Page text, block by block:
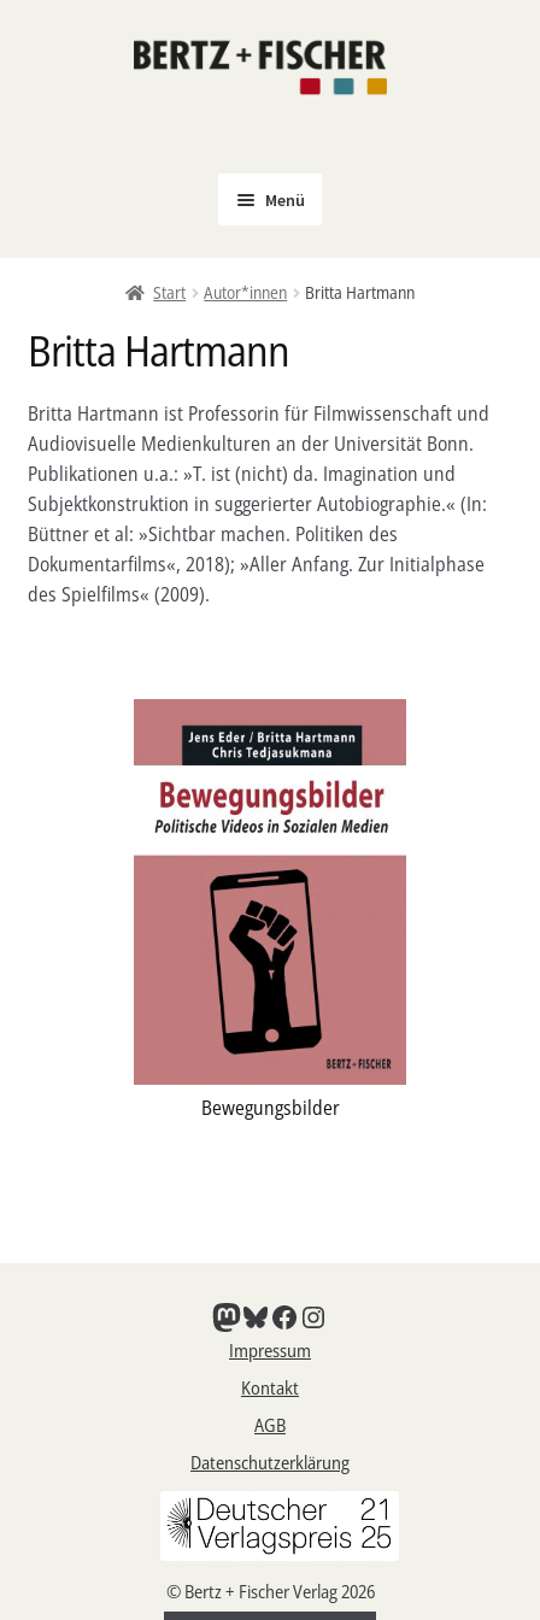
Zur
Zum
Menü
Coming Soon
Politik
PROKLA
Open Access
Untermenü
öffnen
Film & Kultur
Untermenü
öffnen
Autor*innen
Aktuelles
Handel
öffnen
Newsletter
Start Autor*innen Britta Hartmann
Britta Hartmann
Britta Hartmann ist Professorin für Filmwissenschaft und
Audiovisuelle Medienkulturen an der Universität Bonn.
Publikationen u.a.: »T. ist (nicht) da. Imagination und
Subjektkonstruktion in suggerierter Autobiographie.« (In:
Büttner et al: »Sichtbar machen. Politiken des
Dokumentarfilms«, 2018); »Aller Anfang. Zur Initialphase
des Spielfilms« (2009).
Bewegungsbilder
Mastodon
Bluesky
Facebook
Instagram
Impressum
Kontakt
AGB
Datenschutzerklärung
© Bertz + Fischer Verlag 2026